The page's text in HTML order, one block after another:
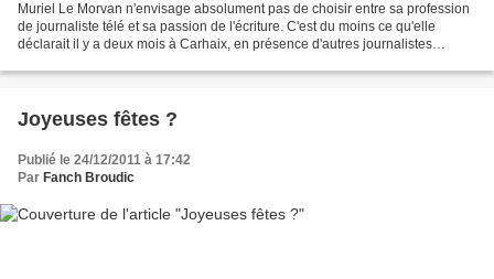
Muriel Le Morvan n'envisage absolument pas de choisir entre sa profession
de journaliste télé et sa passion de l'écriture. C'est du moins ce qu'elle
déclarait il y a deux mois à Carhaix, en présence d'autres journalistes
Joyeuses fêtes ?
Publié le 24/12/2011 à 17:42
Par Fanch Broudic